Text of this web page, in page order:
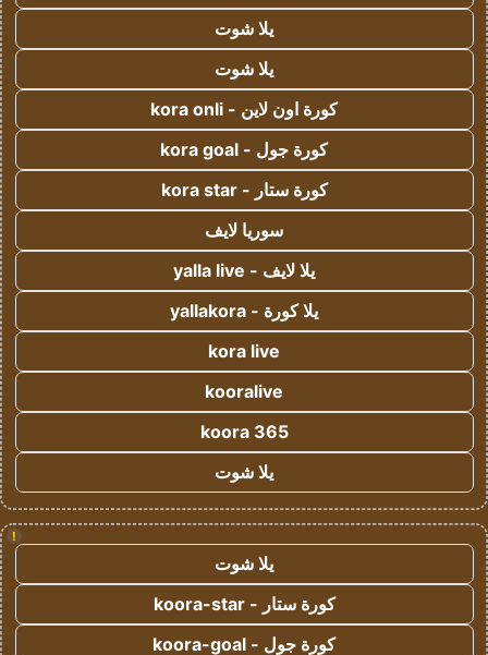
يلا شوت
يلا شوت
كورة اون لاين - kora onli
كورة جول - kora goal
كورة ستار - kora star
سوريا لايف
يلا لايف - yalla live
يلا كورة - yallakora
kora live
kooralive
koora 365
يلا شوت
!
يلا شوت
كورة ستار - koora-star
كورة جول - koora-goal